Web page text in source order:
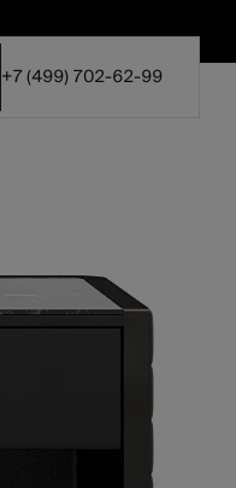
+7 (499) 702-62-99